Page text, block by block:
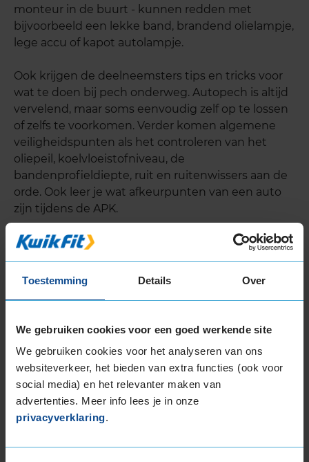
Toestemming Details Over
We gebruiken cookies voor een goed werkende site
We gebruiken cookies voor het analyseren van ons
websiteverkeer, het bieden van extra functies (ook voor
social media) en het relevanter maken van
advertenties. Meer info lees je in onze
privacyverklaring.
monteur in de buurt - kunnen redden met
bijvoorbeeld een lekke band, brandend olielampje,
lege accu of kapot autolampje.
Ook krijgen de deelneemsters tips en tricks voor
wat te doen bij pech onderweg. Autopech is altijd
vervelend, maar soms eenvoudig zelf op te lossen
of zelfs te voorkomen. Verder komen algemene
veiligheidspunten als het controleren van het
oliepeil, koelvloeistofniveau, de
bandenprofieldiepte, ruit en ruitenwissers aan de
orde. Ook leer je wat afkeurpunten van een auto
zijn tijdens de APK.